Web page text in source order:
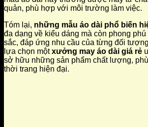
quản, phù hợp với môi trường làm việc.
Tóm lại, những mẫu áo dài phổ biến
đa dạng về kiểu dáng mà còn phong
sắc, đáp ứng nhu cầu của từng đối
lựa chọn mộtxưởng may áo dài giá rẻ
sở hữu những sản phẩm chất lượng,
thời trang hiện đại.